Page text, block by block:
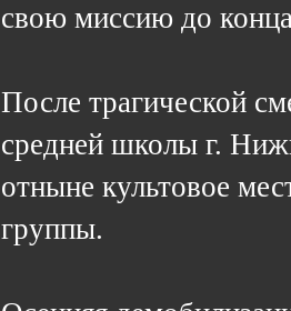
свою миссию до
После трагической
средней школы г.
отныне культовое
группы.